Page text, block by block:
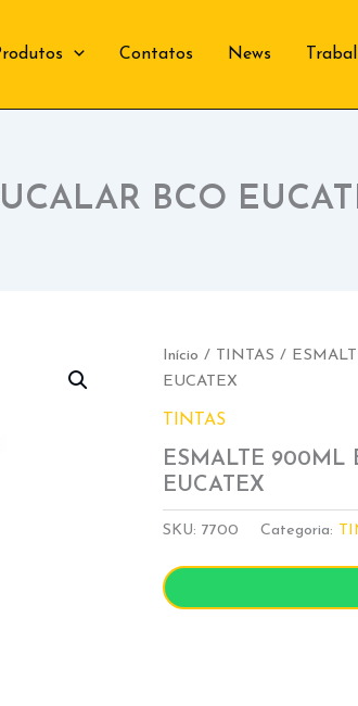
Contatos News
BCO
Início / TINTAS /
EUCATEX
TINTAS
ESMALTE 900ML
EUCATEX
SKU:7700 Categoria: